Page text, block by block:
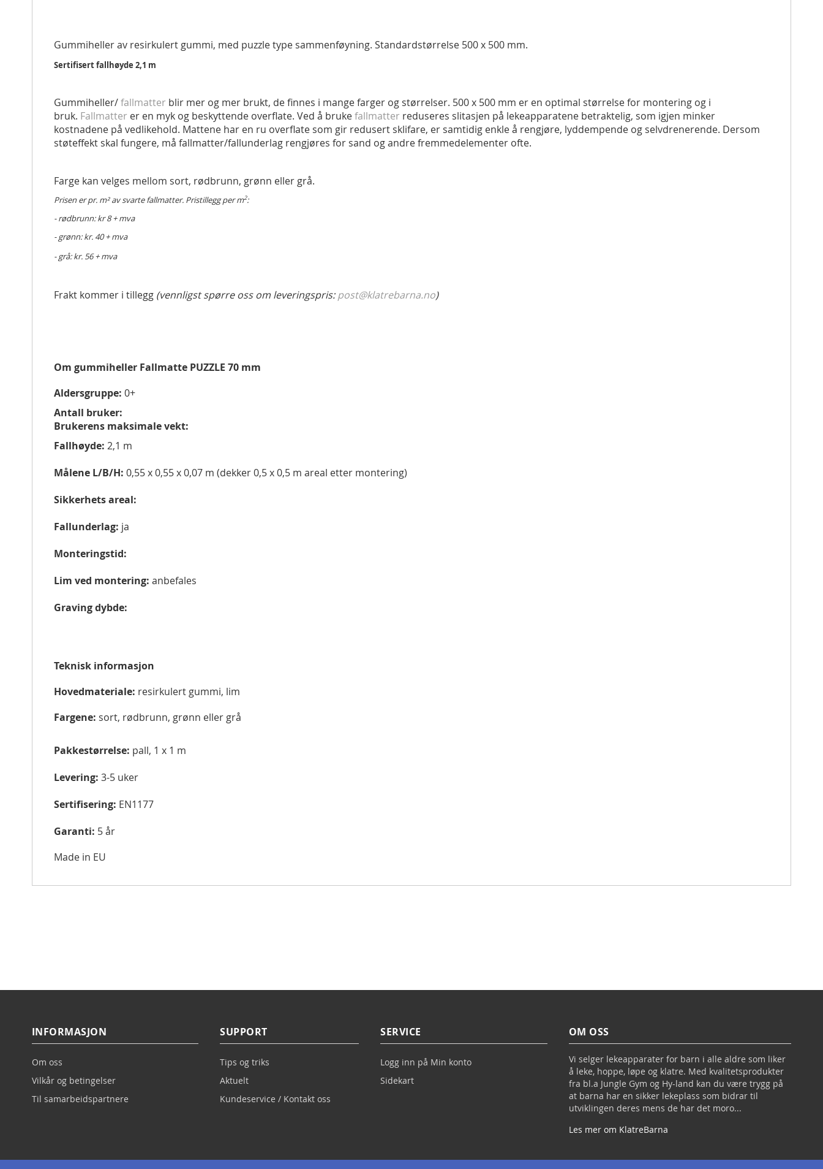
Gummiheller av resirkulert gummi, med puzzle type sammenføyning. Standardstørrelse 500 x 500 mm.
Sertifisert fallhøyde 2,1 m
Gummiheller/fallmatter blir mer og mer brukt, de finnes i mange farger og størrelser. 500 x 500 mm er en optimal størrelse for montering og i
bruk. Fallmatter er en myk og beskyttende overflate. Ved å brukefallmatter reduseres slitasjen på lekeapparatene betraktelig, som igjen minker
kostnadene på vedlikehold. Mattene har en ru overflate som gir redusert sklifare, er samtidig enkle å rengjøre, lyddempende og selvdrenerende. Dersom
støteffekt skal fungere, må fallmatter/fallunderlag rengjøres for sand og andre fremmedelementer ofte.
Farge kan velges mellom sort, rødbrunn, grønn eller grå.
Prisen er pr. m² av svarte fallmatter. Pristillegg per m2:
- rødbrunn: kr 8 + mva
- grønn: kr. 40 + mva
- grå: kr. 56 + mva
Frakt kommer i tillegg (vennligst spørre oss om leveringspris:post@klatrebarna.no)
Om gummiheller Fallmatte PUZZLE 70 mm
Aldersgruppe: 0+
Antall bruker:
Brukerens maksimalevekt:
Fallhøyde: 2,1 m
Målene L/B/H: 0,55 x 0,55 x 0,07 m (dekker 0,5 x 0,5 m areal etter montering)
Sikkerhets areal:
Fallunderlag: ja
Monteringstid:
Lim ved montering: anbefales
Graving dybde:
Teknisk informasjon
Hovedmateriale: resirkulert gummi, lim
Fargene: sort, rødbrunn, grønn eller grå
Pakkestørrelse: pall, 1 x 1 m
Levering: 3-5 uker
Sertifisering: EN1177
Garanti: 5 år
Made in EU
INFORMASJON
Om oss
Vilkår og betingelser
Til samarbeidspartnere
SUPPORT
Tips og triks
Aktuelt
Kundeservice / Kontakt oss
SERVICE
Logg inn på Min konto
Sidekart
OM OSS
Vi selger lekeapparater for barn i alle aldre som liker
å leke, hoppe, løpe og klatre. Med kvalitetsprodukter
fra bl.a Jungle Gym og Hy-land kan du være trygg på
at barna har en sikker lekeplass som bidrar til
utviklingen deres mens de har det moro...
Les mer om KlatreBarna